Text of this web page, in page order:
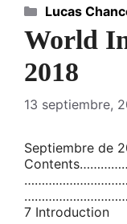
World
2018
13 septiembre,
Septiembre de
7 Introduction
Categorías
Lucas